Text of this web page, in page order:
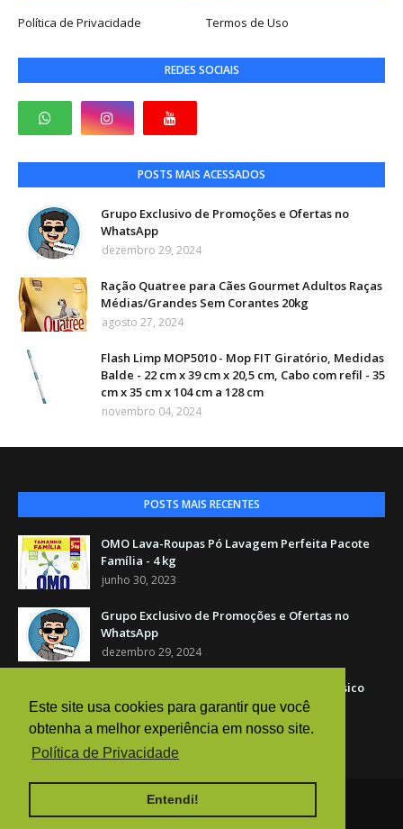
Este site usa cookies para garantir que você
obtenha a melhor experiência em nosso site.
Política de Privacidade
Entendi!
Política de Privacidade Termos de Uso
REDES SOCIAIS
POSTS MAIS ACESSADOS
Grupo Exclusivo de Promoções e Ofertas no
WhatsApp
dezembro 29, 2024
Ração Quatree para Cães Gourmet Adultos Raças
Médias/Grandes Sem Corantes 20kg
agosto 27, 2024
Flash Limp MOP5010 - Mop FIT Giratório, Medidas
Balde - 22 cm x 39 cm x 20,5 cm, Cabo com refil - 35
cm x 35 cm x 104 cm a 128 cm
novembro 04, 2024
POSTS MAIS RECENTES
OMO Lava-Roupas Pó Lavagem Perfeita Pacote
Família - 4 kg
junho 30, 2023
Grupo Exclusivo de Promoções e Ofertas no
WhatsApp
dezembro 29, 2024
América Café Torrado E Moído Vácuo Clássico
500 G
novembro 04, 2024
Sobre Nós